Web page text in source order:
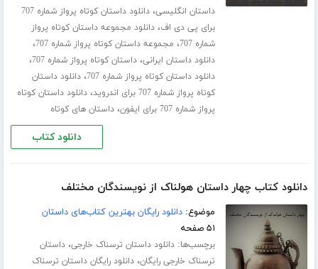
داستان انگلیسی،
دانلود داستان کوتاه پرواز شماره 707
برای پی دی اف،دانلود مجموعه داستان کوتاه پرواز
شماره 707
، مجموعه داستان کوتاه پرواز شماره 707 ،
دانلود داستان ایرانی،داستان کوتاه پرواز شماره 707 ،
دانلود داستان کوتاه پرواز شماره 707 ،دانلود داستان
کوتاه پرواز شماره 707 برای اندروید
،دانلود داستان کوتاه
پرواز شماره 707 برای ایفون
،داستان های کوتاه
دانلود کتاب
دانلود کتاب چهار داستان هولناک از نویسندگان مختلف
موضوع:دانلود رایگان بهترین کتاب‌های داستان
۵۱ صفحه
برچسب‌ها:دانلود داستان ترسناک خارجی،داستان
ترسناک خارجی رایگان،دانلود رایگان داستان ترسناک